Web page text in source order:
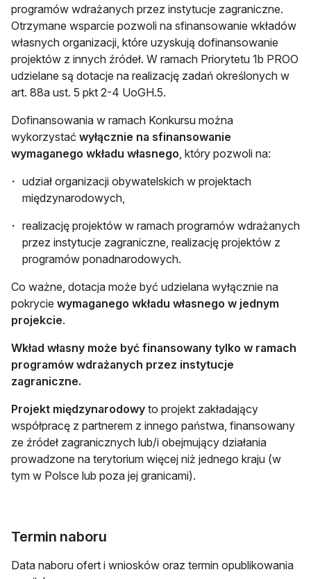
programów wdrażanych przez instytucje zagraniczne.
Otrzymane wsparcie pozwoli na sfinansowanie wkładów
własnych organizacji, które uzyskują dofinansowanie
projektów z innych źródeł. W ramach Priorytetu 1b PROO
udzielane są dotacje na realizację zadań określonych w
art. 88a ust. 5 pkt 2-4 UoGH.5.
Dofinansowania w ramach Konkursu można
wykorzystać wyłącznie na sfinansowanie
wymaganego wkładu własnego , który pozwoli na:
udział organizacji obywatelskich w projektach
międzynarodowych,
realizację projektów w ramach programów wdrażanych
przez instytucje zagraniczne, realizację projektów z
programów ponadnarodowych.
Co ważne, dotacja może być udzielana wyłącznie na
pokrycie wymaganego wkładu własnego w jednym
projekcie.
Wkład własny może być finansowany tylko w ramach
programów wdrażanych przez instytucje
zagraniczne.
Projekt międzynarodowy to projekt zakładający
współpracę z partnerem z innego państwa, finansowany
ze źródeł zagranicznych lub/i obejmujący działania
prowadzone na terytorium więcej niż jednego kraju (w
tym w Polsce lub poza jej granicami).
Termin naboru
Data naboru ofert i wniosków oraz termin opublikowania